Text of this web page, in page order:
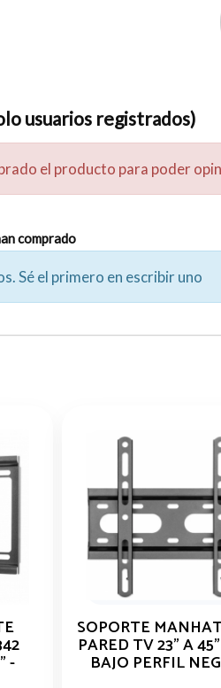
usuarios registrados)
el producto para poder
comprado
Sé el primero en escribir uno
-
SOPORTE
PARED TV 23" A
BAJO PERFIL